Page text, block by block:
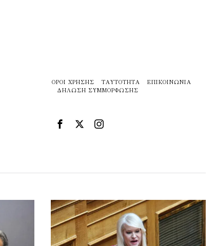
ΌΡΟΙ ΧΡΉΣΗΣ ΤΑΥΤΌΤΗΤΑ
ΕΠΙΚΟΙΝΩΝΊΑ
ΔΉΛΩΣΗ ΣΥΜΜΌΡΦΩΣΗΣ